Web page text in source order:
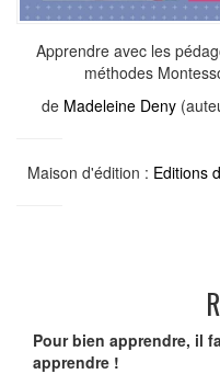
Apprendre avec les
méthodes
de Madeleine Deny
Maison d'édition : Editions
Pour bien apprendre, il
apprendre !